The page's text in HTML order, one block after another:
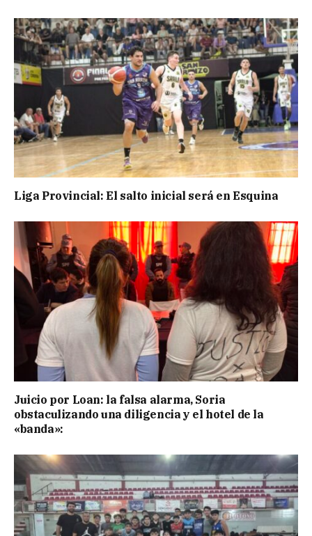
Liga Provincial: El salto inicial será en Esquina
Juicio por Loan: la falsa alarma, Soria
obstaculizando una diligencia y el hotel de la
«banda»: